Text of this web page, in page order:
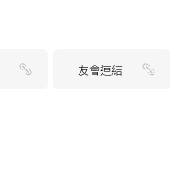
友會連結